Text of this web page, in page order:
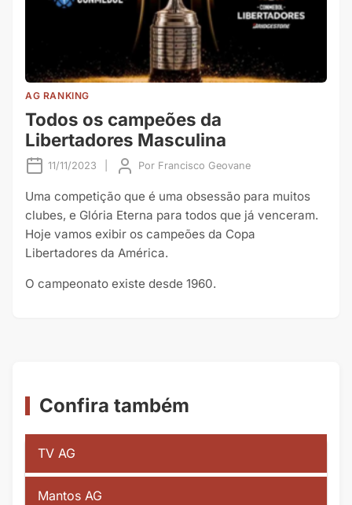
AG RANKING
Todos os campeões da
Libertadores Masculina
11/11/2023 Por Francisco Geovane
Uma competição que é uma obsessão para muitos
clubes, e Glória Eterna para todos que já venceram.
Hoje vamos exibir os campeões da Copa
Libertadores da América.
O campeonato existe desde 1960.
Confira também
TV AG
Mantos AG